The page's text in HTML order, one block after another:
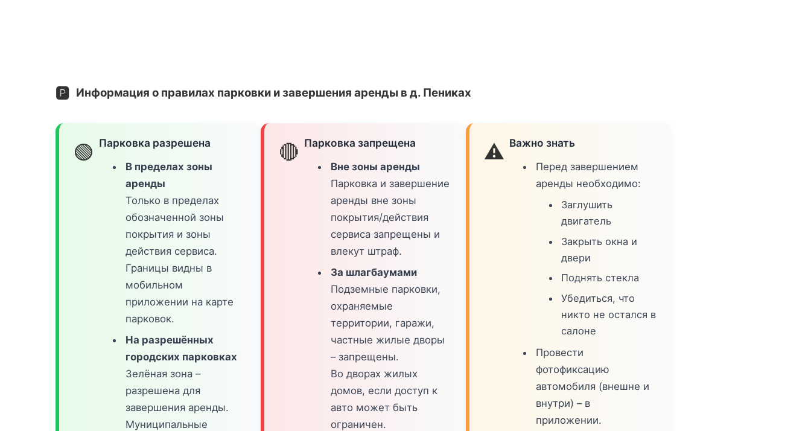
🅿️ Информация о правилах парковки и завершения аренды в д. Пениках
🟢 Парковка разрешена
В пределах зоны
аренды
Только в пределах
обозначенной зоны
покрытия и зоны
действия сервиса.
Границы видны в
мобильном
приложении на карте
парковок.
На разрешённых
городских парковках
Зелёная зона –
разрешена для
завершения аренды.
Муниципальные
🔴 Парковка запрещена
Вне зоны аренды
Парковка и завершение
аренды вне зоны
покрытия/действия
сервиса запрещены и
влекут штраф.
За шлагбаумами
Подземные парковки,
охраняемые
территории, гаражи,
частные жилые дворы
– запрещены.
Во дворах жилых
домов, если доступ к
авто может быть
ограничен.
⚠️ Важно знать
Перед завершением
аренды необходимо:
Заглушить
двигатель
Закрыть окна и
двери
Поднять стекла
Убедиться, что
никто не остался в
салоне
Провести
фотофиксацию
автомобиля (внешне и
внутри) – в
приложении.